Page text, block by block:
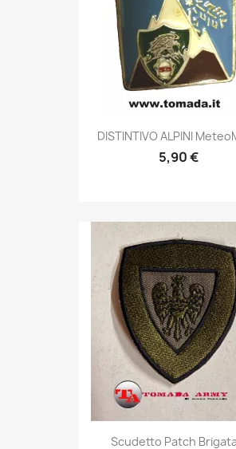
Anteprima
DISTINTIVO ALPINI
5,90 €
Anteprima
Scudetto Patch